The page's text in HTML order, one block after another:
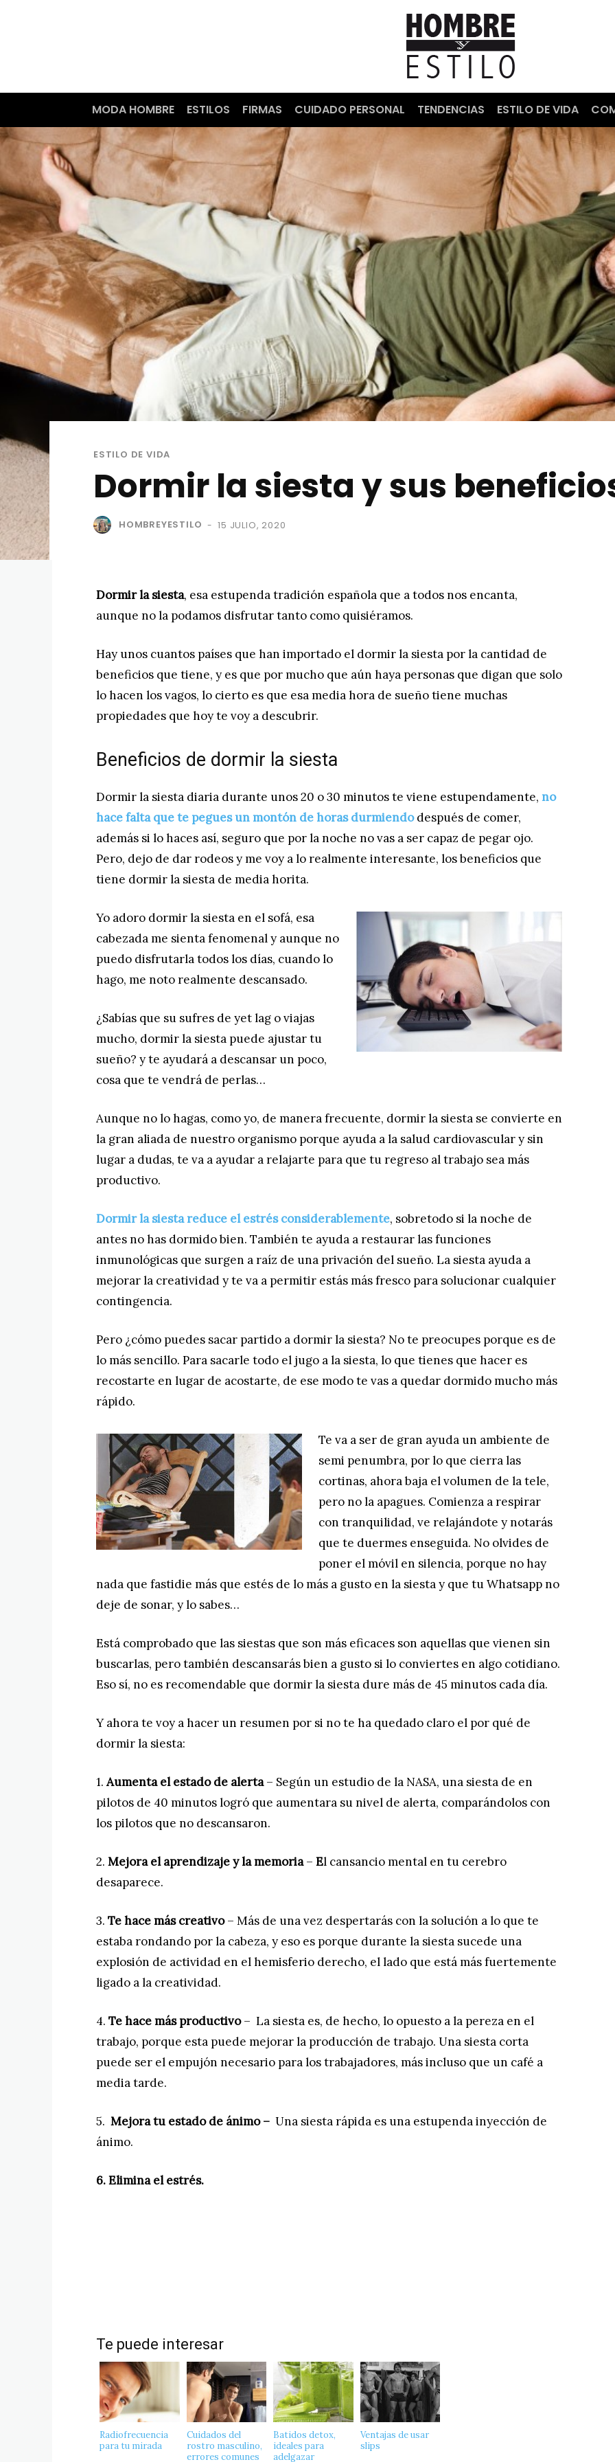
MODA HOMBRE ESTILOS FIRMAS CUIDADO PERSONAL TENDENCIAS ESTILO DE VIDA
ESTILO DE VIDA
Dormir la siesta y sus
HOMBREYESTILO - 15 JULIO, 2020
Dormir la siesta, esa estupenda tradición española que a todos nos encanta,
aunque no la podamos disfrutar tanto como quisiéramos.
Hay unos cuantos países que han importado el dormir la siesta por la cantidad de
beneficios que tiene, y es que por mucho que aún haya personas que digan que solo
lo hacen los vagos, lo cierto es que esa media hora de sueño tiene muchas
propiedades que hoy te voy a descubrir.
Beneficios de dormir la siesta
Dormir la siesta diaria durante unos 20 o 30 minutos te viene estupendamente, no
hace falta que te pegues un montón de horas durmiendodespués de comer,
además si lo haces así, seguro que por la noche no vas a ser capaz de pegar ojo.
Pero, dejo de dar rodeos y me voy a lo realmente interesante, los beneficios que
tiene dormir la siesta de media horita.
Yo adoro dormir la siesta en el sofá, esa
cabezada me sienta fenomenal y aunque no
puedo disfrutarla todos los días, cuando lo
hago, me noto realmente descansado.
¿Sabías que su sufres de yet lag o viajas
mucho, dormir la siesta puede ajustar tu
sueño? y te ayudará a descansar un poco,
cosa que te vendrá de perlas…
Aunque no lo hagas, como yo, de manera frecuente, dormir la siesta se convierte en
la gran aliada de nuestro organismo porque ayuda a la salud cardiovascular y sin
lugar a dudas, te va a ayudar a relajarte para que tu regreso al trabajo sea más
productivo.
Dormir la siesta reduce el estrés considerablemente, sobretodo si la noche de
antes no has dormido bien. También te ayuda a restaurar las funciones
inmunológicas que surgen a raíz de una privación del sueño. La siesta ayuda a
mejorar la creatividad y te va a permitir estás más fresco para solucionar cualquier
contingencia.
Pero ¿cómo puedes sacar partido a dormir la siesta? No te preocupes porque es de
lo más sencillo. Para sacarle todo el jugo a la siesta, lo que tienes que hacer es
recostarte en lugar de acostarte, de ese modo te vas a quedar dormido mucho más
rápido.
Te va a ser de gran ayuda un ambiente de
semi penumbra, por lo que cierra las
cortinas, ahora baja el volumen de la tele,
pero no la apagues. Comienza a respirar
con tranquilidad, ve relajándote y notarás
que te duermes enseguida. No olvides de
poner el móvil en silencia, porque no hay
nada que fastidie más que estés de lo más a gusto en la siesta y que tu Whatsapp no
deje de sonar, y lo sabes…
Está comprobado que las siestas que son más eficaces son aquellas que vienen sin
buscarlas, pero también descansarás bien a gusto si lo conviertes en algo cotidiano.
Eso sí, no es recomendable que dormir la siesta dure más de 45 minutos cada día.
Y ahora te voy a hacer un resumen por si no te ha quedado claro el por qué de
dormir la siesta:
1.Aumenta el estado de alerta– Según un estudio de la NASA, una siesta de en
pilotos de 40 minutos logró que aumentara su nivel de alerta, comparándolos con
los pilotos que no descansaron.
2. Mejora el aprendizaje y la memoria– El cansancio mental en tu cerebro
desaparece.
3. Te hace más creativo– Más de unavez despertarás con la solución a lo que te
estaba rondando por la cabeza, y eso es porque durante la siesta sucede una
explosión de actividad en el hemisferio derecho, el lado que está más fuertemente
ligado a la creatividad.
4. Te hace más productivo– La siesta es, de hecho, lo opuesto a la pereza en el
trabajo, porque esta puede mejorar la producción de trabajo. Una siesta corta
puede ser el empujón necesario para los trabajadores, más incluso que un café a
media tarde.
5. Mejora tu estado de ánimo – Una siesta rápida es una estupenda inyección de
ánimo.
6. Elimina el estrés.
Te puede interesar
Radiofrecuencia
para tu mirada
Cuidados del
rostro masculino,
errores comunes
Batidos detox,
ideales para
adelgazar
Ventajas de usar
slips